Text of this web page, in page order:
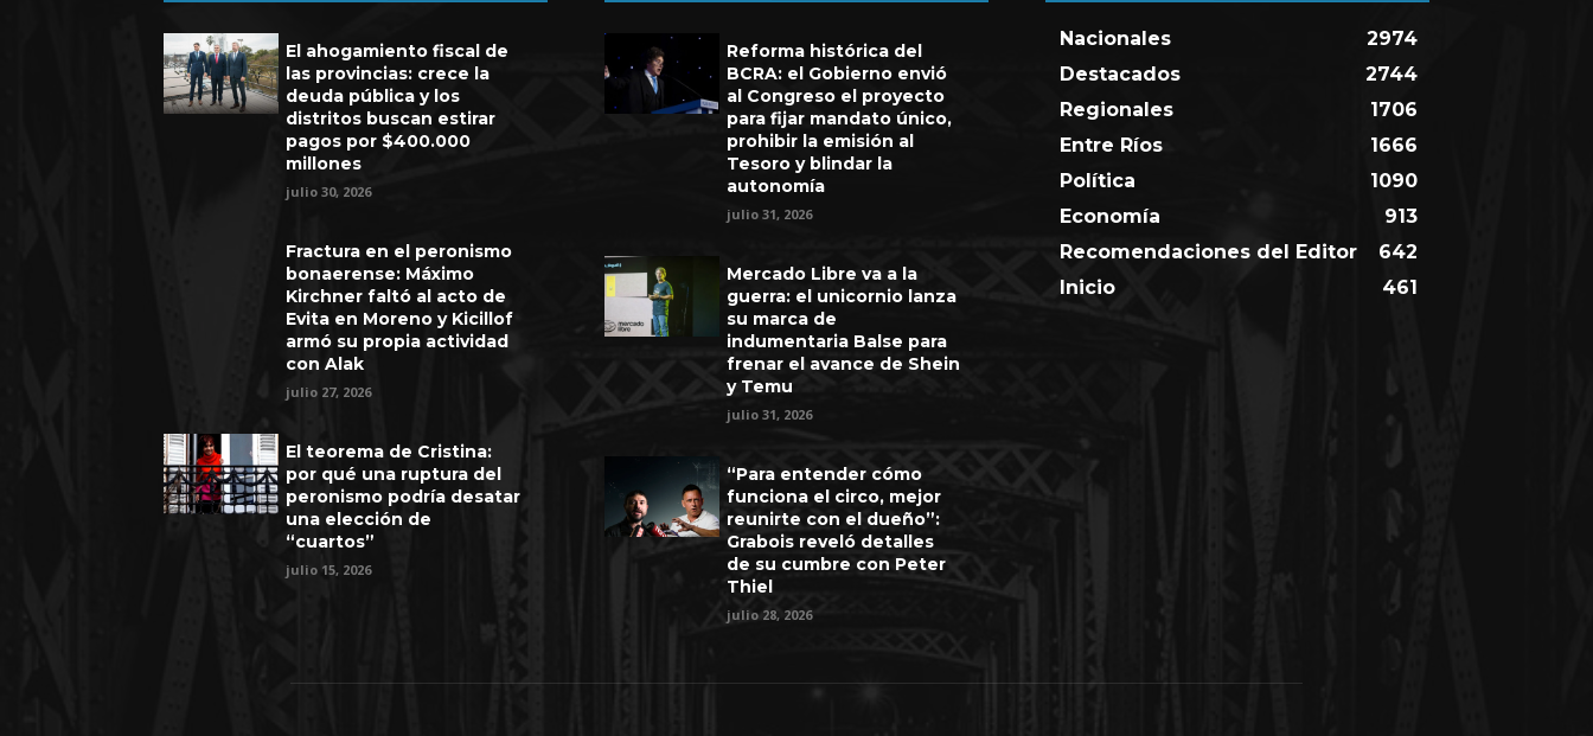
El ahogamiento fiscal de
las provincias: crece la
deuda pública y los
distritos buscan estirar
pagos por $400.000
millones
julio 30, 2026
Fractura en el peronismo
bonaerense: Máximo
Kirchner faltó al acto de
Evita en Moreno y Kicillof
armó su propia actividad
con Alak
julio 27, 2026
El teorema de Cristina:
por qué una ruptura del
peronismo podría desatar
una elección de
“cuartos”
julio 15, 2026
Reforma histórica del
BCRA: el Gobierno envió
al Congreso el proyecto
para fijar mandato único,
prohibir la emisión al
Tesoro y blindar la
autonomía
julio 31, 2026
Mercado Libre va a la
guerra: el unicornio lanza
su marca de
indumentaria Balse para
frenar el avance de Shein
y Temu
julio 31, 2026
“Para entender cómo
funciona el circo, mejor
reunirte con el dueño”:
Grabois reveló detalles
de su cumbre con Peter
Thiel
julio 28, 2026
Nacionales
2974
Destacados
2744
Regionales
1706
Entre Ríos
1666
Política
1090
Economía
913
Recomendaciones del Editor
642
Inicio
461